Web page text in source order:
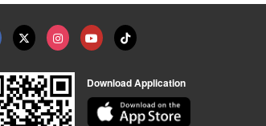
Download Application